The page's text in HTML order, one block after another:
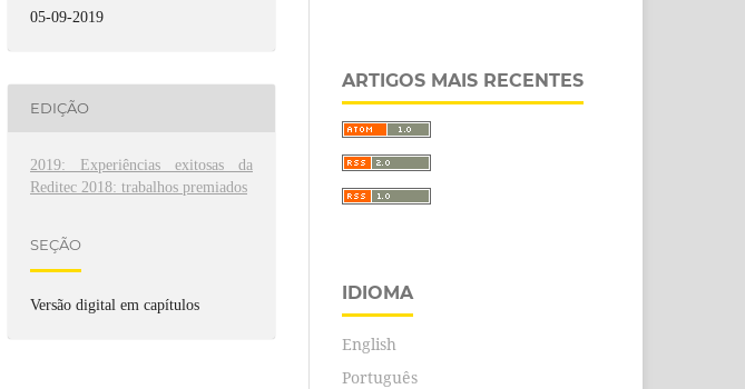
05-09-2019
EDIÇÃO
2019: Experiências exitosas da
Reditec 2018: trabalhos premiados
SEÇÃO
Versão digital em capítulos
ARTIGOS MAIS RECENTES
IDIOMA
English
Português